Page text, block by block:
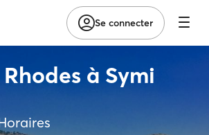
Se connecter
à Symi